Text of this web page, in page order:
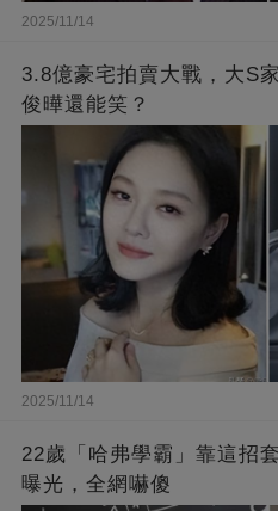
2025/11/14
3.8億豪宅拍賣大戰，大S
俊曄還能笑？
2025/11/14
22歲「哈弗學霸」靠這招
曝光，全網嚇傻